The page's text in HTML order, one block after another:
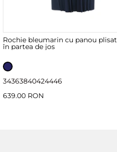
Rochie bleumarin cu panou plisat
în partea de jos
34363840424446
639.00 RON